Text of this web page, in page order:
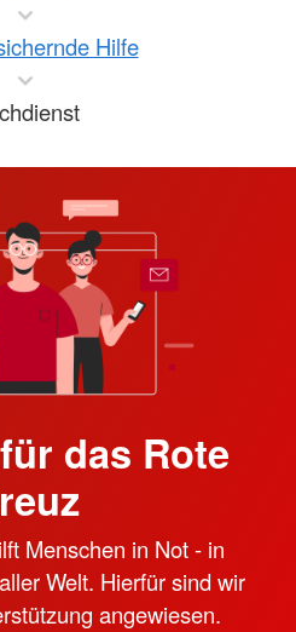
Hilfe
das Rote
Menschen in Not - in
Welt. Hierfür sind wir
angewiesen.